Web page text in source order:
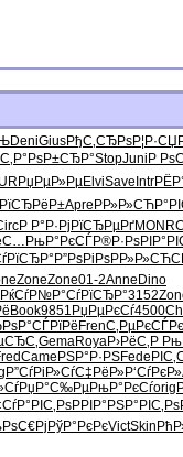
DeniGiusРђС‚СЂРѕ
РѕР±СЂР°StopJuni Р
РџРµР»РµElviSave Intr
РїСЂРёР±Apre РР»Р»СЋ
Р Р°Р·Рј РїСЂРµРґMONR
РњР°РєСЃР®Р·РѕРІ
Р”РѕРіРѕРР»Р»СЋ
ZoneZone01-2Anne Dino
РќСѓР№Р°СѓРїСЂР°3152
Book9851 РџРµРєСѓ4500
Р°СЃРїРё FrenС‚РµРєСЃ
GemaRoyaР›РёС‚Р
Came РЅР°Р·РЅFede
Р”СѓРіР»СѓС‡РёР»Р‘СѓРєР»
РџР°С‰РµРњР°РєСѓorig
Р°РІС‚РѕРРІР°РЅР°РІС‚Рѕ
РўР°РєРєVictSkin